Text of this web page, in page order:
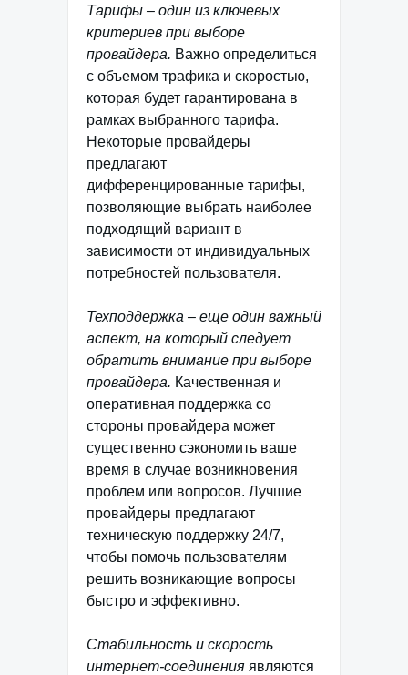
Тарифы – один из ключевых
критериев при выборе
провайдера. Важно определиться
с объемом трафика и скоростью,
которая будет гарантирована в
рамках выбранного тарифа.
Некоторые провайдеры
предлагают
дифференцированные тарифы,
позволяющие выбрать наиболее
подходящий вариант в
зависимости от индивидуальных
потребностей пользователя.
Техподдержка – еще один важный
аспект, на который следует
обратить внимание при выборе
провайдера. Качественная и
оперативная поддержка со
стороны провайдера может
существенно сэкономить ваше
время в случае возникновения
проблем или вопросов. Лучшие
провайдеры предлагают
техническую поддержку 24/7,
чтобы помочь пользователям
решить возникающие вопросы
быстро и эффективно.
Стабильность и скорость
интернет-соединения являются